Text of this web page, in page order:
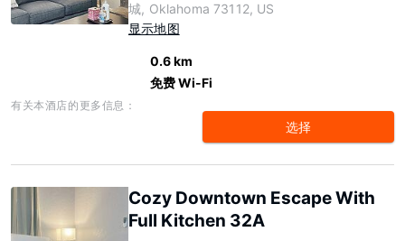
城, Oklahoma 73112, US
显示地图
0.6 km
免费 Wi-Fi
有关本酒店的更多信息：
选择
Cozy Downtown Escape With
Full Kitchen 32A